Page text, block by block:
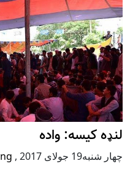
لنډه کیسه: واده
چهار شنبه19 جولای 2017 ,